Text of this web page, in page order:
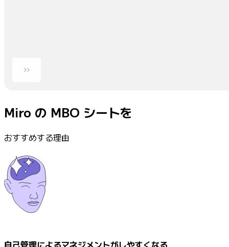
Miro の MBO シートを
おすすめする理由
自己管理によるマネジメントがしやすくなる